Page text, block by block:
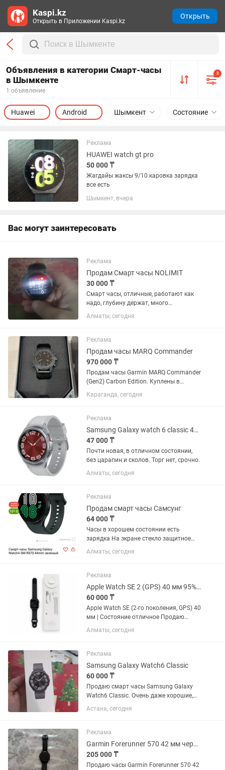
Объявления в категории Смарт-часы
в Шымкенте
1 объявление
2
Шымкент Состояние
Huawei Android
Реклама
HUAWEI watch gt pro
50 000 ₸
Жагдайы жаксы 9/10 каровка зарядка
все есть
Шымкент, вчера
Вас могут заинтересовать
Реклама
Продам Смарт часы NOLIMIT
30 000 ₸
Смарт часы, отличные, работают как
надо, глубину держат, много
циферблатов, много функций,запасной
ремешок, коробка все имеется
Алматы, сегодня
Реклама
Продам часы MARQ Commander
970 000 ₸
Продам часы Garmin MARQ Commander
(Gen2) Carbon Edition. Куплены в
октябре 2025 года у официального
представителя в Казахстане. Гарантия
Состояние хорошее. Полная...
Караганда, сегодня
Реклама
Samsung Galaxy watch 6 classic 43mm
47 000 ₸
Почти новая, в отличном состоянии,
без царапин и сколов. Торг нет, срочно.
Алматы, сегодня
Реклама
Продам смарт часы Самсунг
64 000 ₸
Часы в хорошем состоянии есть
зарядка На экране стекло защитное
Работают отлично все функции есть
сообщение Календарь пульс покупали
Лежат без дело
Алматы, сегодня
Реклама
Apple Watch SE 2 (GPS) 40 мм 95% АКБ Оригинал
60 000 ₸
Apple Watch SE (2-го поколения, GPS) 40
мм | Состояние отличное Продаю
Apple Watch SE 2-го поколения (GPS), 40
мм, алюминиевый корпус. Часы
без каких-либо...
Алматы, сегодня
Реклама
Samsung Galaxy Watch6 Classic
60 000 ₸
Продаю смарт часы Samsung Galaxy
Watch6 Classic. Очень даже хорошие,
вращающийся безель это вообще
мощь, делает использование в разы
яркий, интерфейс удобный,...
Астана, сегодня
Реклама
Garmin Forerunner 570 42 мм черный
205 000 ₸
Продаю часы Garmin Forerunner 570 42
Kaspi.kz
Открыть в Приложении Kaspi.kz
Открыть